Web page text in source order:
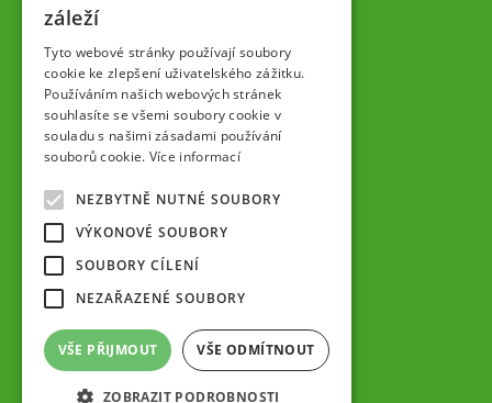
Company executives
Ing. Tomáš Zmeškal
Ing. Jaroslav Vácha
Companions
Ing. Jan Blažek, CS c.
Ing. Josef Kosina, CS c.
Ing. Václav Ludvík
Jaroslav Muška
Ing. Radoslav Potůček
SEMPRA PRAHA a.s.
Company Supervisory Board
Ing. Josef Kosina
Mgr. Vladimír Samek
Mgr. Hana Vránová
záleží
Tyto webové stránky používají soubory
cookie ke zlepšení uživatelského zážitku.
Používáním našich webových stránek
souhlasíte se všemi soubory cookie v
souladu s našimi zásadami používání
souborů cookie. Více informací
NEZBYTNĚ NUTNÉ SOUBORY
VÝKONOVÉ SOUBORY
SOUBORY CÍLENÍ
NEZAŘAZENÉ SOUBORY
VŠE PŘIJMOUT VŠE ODMÍTNOUT
ZOBRAZIT PODROBNOSTI